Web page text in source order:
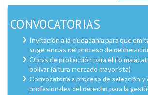
CONVOCATORIAS
Invitación a la ciudadanía para que
sugerencias del proceso de
Obras de protección para el río
bolívar (altura mercado mayorista)
Convocatoria a proceso de selección
profesionales del derecho para la